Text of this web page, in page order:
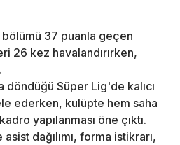
37 puanla geçen
26 kez havalandırırken,
döndüğü Süper Lig'de kalıcı
ederken, kulüpte hem saha
yapılanması öne çıktı.
dağılımı, forma istikrarı,